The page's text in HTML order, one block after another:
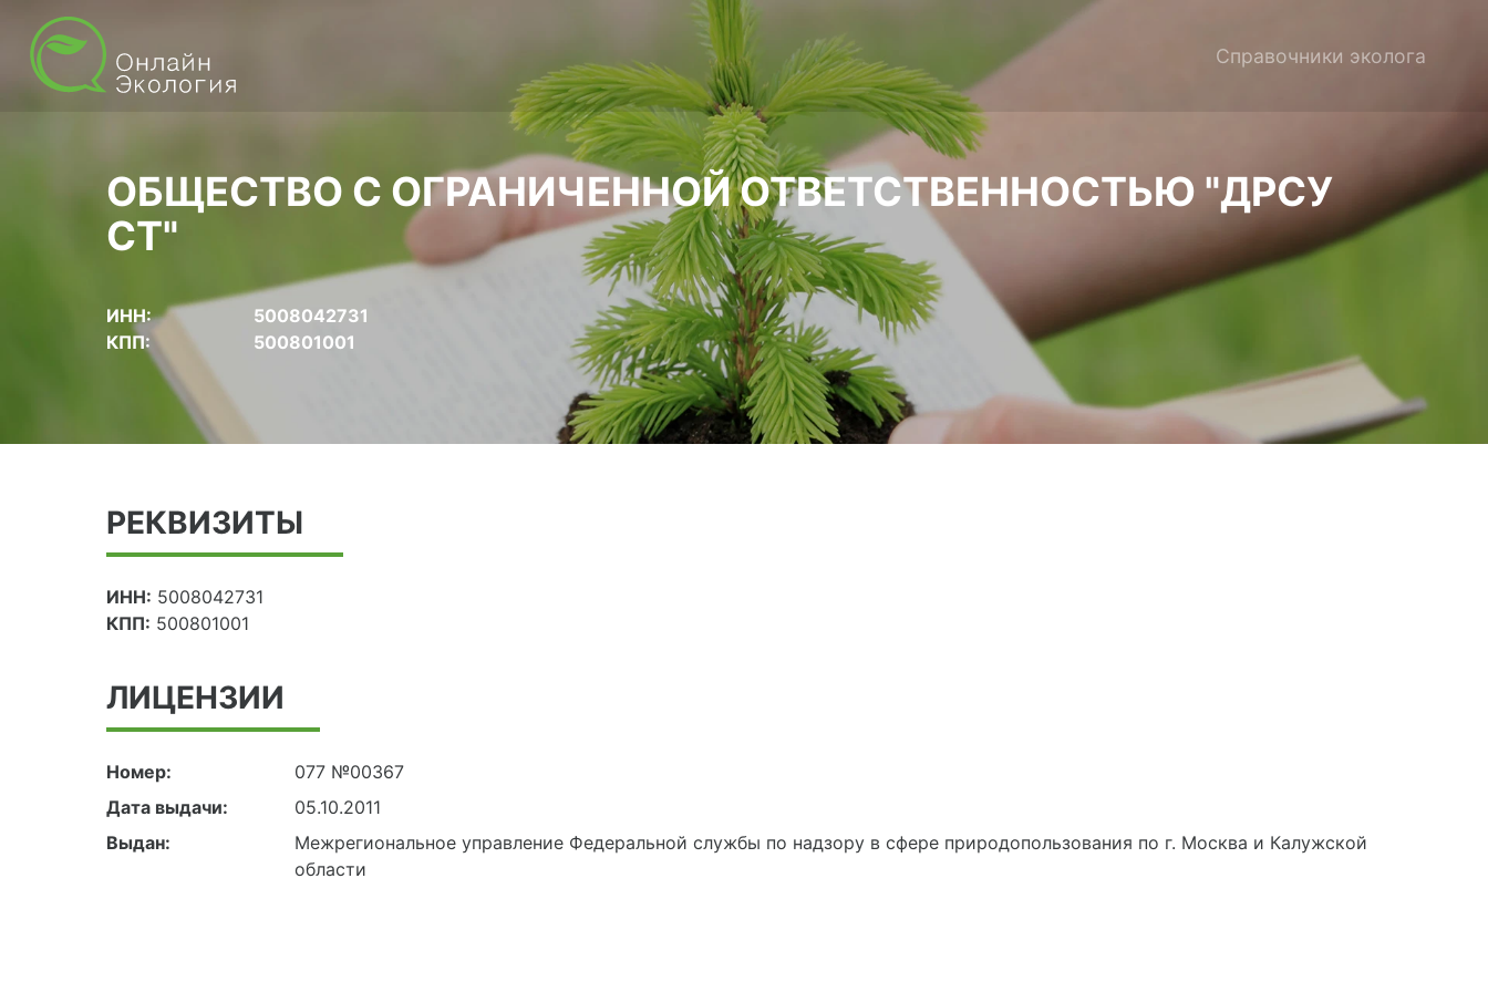
Справочники эколога
ОБЩЕСТВО С ОГРАНИЧЕННОЙ ОТВЕТСТВЕННОСТЬЮ "ДРСУ
СТ"
ИНН:
5008042731
КПП:
500801001
РЕКВИЗИТЫ
ИНН: 5008042731
КПП: 500801001
ЛИЦЕНЗИИ
Номер:
077 №00367
Дата выдачи:
05.10.2011
Выдан:
Межрегиональное управление Федеральной службы по надзору в сфере природопользования по г. Москва и Калужской
области